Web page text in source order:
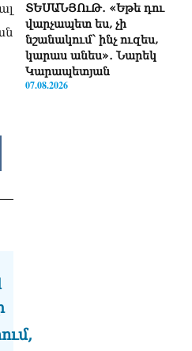
ՏԵՍԱՆՅՈւԹ․ «Եթե դու
վարչապետ ես, չի
նշանակում՝ ինչ ուզես,
կարաս անես»․ Նարեկ
Կարապետյան
07.08.2026
07.08.2026